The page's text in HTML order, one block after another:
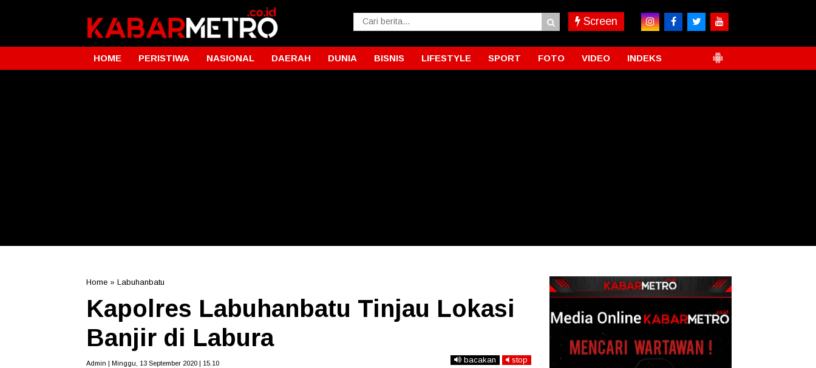
Screen
HOME PERISTIWA NASIONAL DAERAH DUNIA BISNIS LIFESTYLE SPORT FOTO VIDEO INDEKS
Home » Labuhanbatu
Kapolres Labuhanbatu Tinjau Lokasi
Banjir di Labura
Admin | Minggu, 13 September 2020 | 15.10 bacakan stop